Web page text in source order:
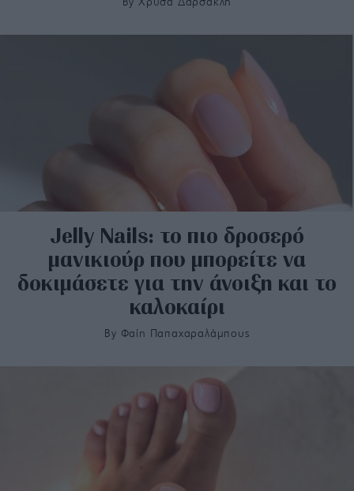
ByΧρύσα Δαρσακλή
Jelly Nails: το πιο δροσερό
μανικιούρ που μπορείτε να
δοκιμάσετε για την άνοιξη και το
καλοκαίρι
By Φαίη Παπαχαραλάμπους